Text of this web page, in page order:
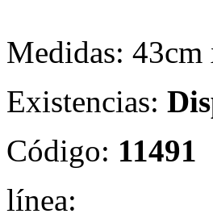
Medidas:
Existencias:
Código: 11491
línea: